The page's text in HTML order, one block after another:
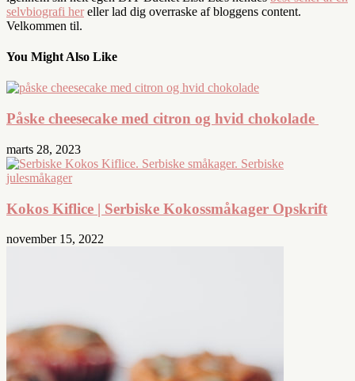
selvbiografi her eller lad dig overraske af bloggens content.
Velkommen til.
You Might Also Like
Påske cheesecake med citron og hvid chokolade
marts 28, 2023
Kokos Kiflice | Serbiske Kokossmåkager Opskrift
november 15, 2022